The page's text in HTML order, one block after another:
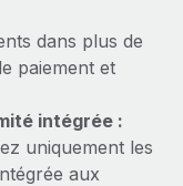
dans plus de
paiement et
intégrée :
uniquement les
aux